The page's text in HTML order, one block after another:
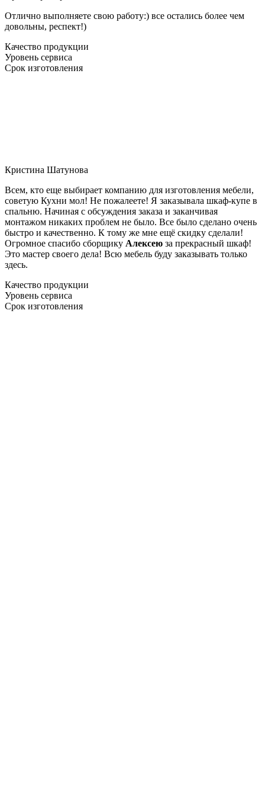
Отлично выполняете свою работу:) все остались более чем
довольны, респект!)
Качество продукции
Уровень сервиса
Срок изготовления
Кристина Шатунова
Всем, кто еще выбирает компанию для изготовления мебели,
советую Кухни мол! Не пожалеете! Я заказывала шкаф-купе в
спальню. Начиная с обсуждения заказа и заканчивая
монтажом никаких проблем не было. Все было сделано очень
быстро и качественно. К тому же мне ещё скидку сделали!
Огромное спасибо сборщику Алексею за прекрасный шкаф!
Это мастер своего дела! Всю мебель буду заказывать только
здесь.
Качество продукции
Уровень сервиса
Срок изготовления